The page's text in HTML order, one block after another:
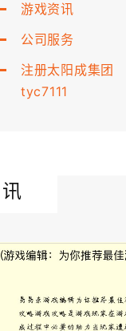
游戏资讯
公司服务
注册太阳成集团
tyc7111